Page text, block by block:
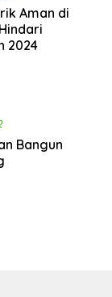
Aman di
2024
Bangun